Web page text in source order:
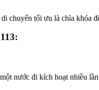
chuyển tối ưu là chìa khóa
nước đi kích hoạt nhiều